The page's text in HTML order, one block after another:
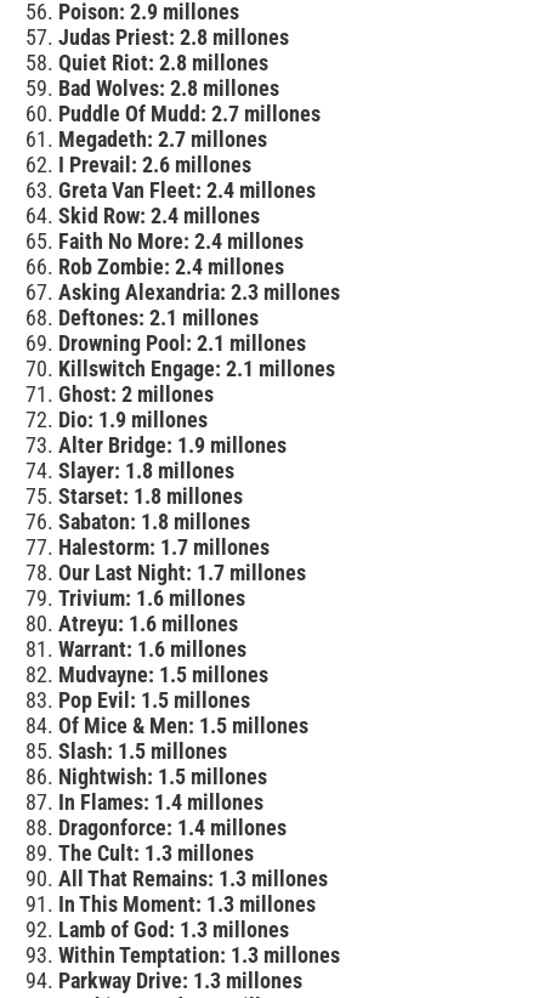
Poison: 2.9 millones
Judas Priest: 2.8 millones
Quiet Riot: 2.8 millones
Bad Wolves: 2.8 millones
Puddle Of Mudd: 2.7 millones
Megadeth: 2.7 millones
I Prevail: 2.6 millones
Greta Van Fleet: 2.4 millones
Skid Row: 2.4 millones
Faith No More: 2.4 millones
Rob Zombie: 2.4 millones
Asking Alexandria: 2.3 millones
Deftones: 2.1 millones
Drowning Pool: 2.1 millones
Killswitch Engage: 2.1 millones
Ghost: 2 millones
Dio: 1.9 millones
Alter Bridge: 1.9 millones
Slayer: 1.8 millones
Starset: 1.8 millones
Sabaton: 1.8 millones
Halestorm: 1.7 millones
Our Last Night: 1.7 millones
Trivium: 1.6 millones
Atreyu: 1.6 millones
Warrant: 1.6 millones
Mudvayne: 1.5 millones
Pop Evil: 1.5 millones
Of Mice & Men: 1.5 millones
Slash: 1.5 millones
Nightwish: 1.5 millones
In Flames: 1.4 millones
Dragonforce: 1.4 millones
The Cult: 1.3 millones
All That Remains: 1.3 millones
In This Moment: 1.3 millones
Lamb of God: 1.3 millones
Within Temptation: 1.3 millones
Parkway Drive: 1.3 millones